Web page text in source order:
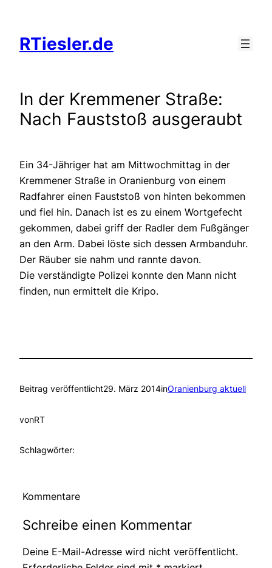
springen
RTiesler.de
In der Kremmener Straße:
Nach Fauststoß ausgeraubt
Ein 34-Jähriger hat am Mittwochmittag in der
Kremmener Straße in Oranienburg von einem
Radfahrer einen Fauststoß von hinten bekommen
und fiel hin. Danach ist es zu einem Wortgefecht
gekommen, dabei griff der Radler dem Fußgänger
an den Arm. Dabei löste sich dessen Armbanduhr.
Der Räuber sie nahm und rannte davon.
Die verständigte Polizei konnte den Mann nicht
finden, nun ermittelt die Kripo.
Beitrag veröffentlicht29. März 2014inOranienburg aktuell
vonRT
Schlagwörter:
Kommentare
Schreibe einen Kommentar
Deine E-Mail-Adresse wird nicht veröffentlicht.